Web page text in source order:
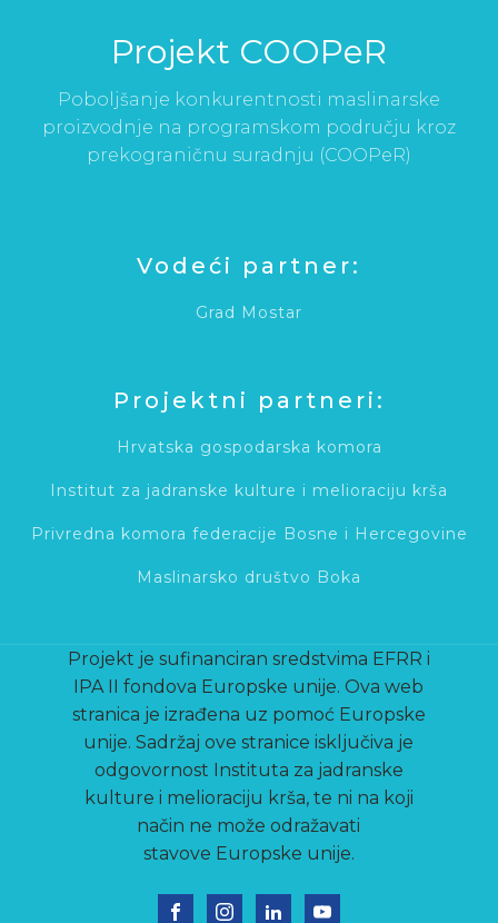
Projekt COOPeR
Poboljšanje konkurentnosti maslinarske
proizvodnje na programskom području kroz
prekograničnu suradnju (COOPeR)
Vodeći partner:
Grad Mostar
Projektni partneri:
Hrvatska gospodarska komora
Institut za jadranske kulture i melioraciju krša
Privredna komora federacije Bosne i Hercegovine
Maslinarsko društvo Boka
Projekt je sufinanciran sredstvima EFRR i
IPA II fondova Europske unije. Ova web
stranica je izrađena uz pomoć Europske
unije. Sadržaj ovestranice isključiva je
odgovornost Instituta za jadranske
kulture i melioraciju krša, te ni na koji
način ne može odražavati
stavove Europske unije.